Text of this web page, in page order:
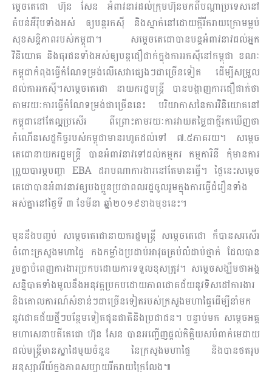
ម្តេចតេជោ ហ៊ុន សែន អំពាវនាវដល់ក្រុមហ៊ុនមកពីបណ្តាប្រទេសនៅ
តំបន់អឺរ៉ុបទាំងអស់ ឲ្យបន្តរកស៊ី និងស្នាក់នៅដោយក្តីរីករាយក្រោមម្លប់
សុខសន្តិភាពរបស់កម្ពុជា។ សម្តេចតេជោបានបន្តអំពាវនាវដល់អ្នក
វិនិយោគ និងធុរជនទាំងអស់ឲ្យបន្តជឿជាក់ក្នុងការរកស៊ីនៅកម្ពុជា ខណៈ
កម្ពុជាកំពុងធ្វើកំណែទម្រង់លើសេវាផ្សេងៗជាច្រើនទៀត ដើម្បីសម្រួល
ដល់ការរកស៊ី។សម្ដេចតេជោ​ នាយករដ្ឋមន្រ្តី បានបង្ហាញការជឿជាក់ថា
តាមរយៈការធ្វើកំណែទម្រង់ជាច្រើននេះ បរិយាកាសនៃការវិនិយោគនៅ
កម្ពុជានៅតែល្អប្រសើរ ពីព្រោះតាមរយៈការវាយតម្លៃជាថ្មីរកឃើញថា
កំណើនសេដ្ឋកិច្ចរបស់កម្ពុជាមានរហូតដល់ទៅ ៧.៥ភាគរយ។ សម្តេច
តេជោនាយករដ្ឋមន្ត្រី បានអំពាវនាវទៅដល់កម្មករ កម្មការិនី កុំមានការ
ព្រួយបារម្ភបញ្ហា EBA ដរាបណាការងារនៅតែមានធ្វើ។ ថ្ងៃនេះសម្ដេច
តេជោបានអំពាវនាវឲ្យបងប្អូនប្រជាពលរដ្ឋចូលរួមក្នុងការធ្វើជំរឿនទាំង
អស់គ្នានៅថ្ងៃទី ៣ ខែមីនា​ ឆ្នាំ២០១៩ខាងមុខនេះ។
មុននឹងបញ្ចប់​ សម្តេចតេជោនាយករដ្ឋមន្ត្រី សម្តេចតេជោ ក៏បានសរសើរ
ចំពោះក្រសួងមហាផ្ទៃ​ កងកម្លាំងប្រដាប់អាវុធគ្រប់លំដាប់ថ្នាក់ ដែលបាន
រួមគ្នាបំពេញការងារប្រកបដោយការទទួលខុសត្រូវ។ សម្តេចសង្ឃឹមថាអង្គ
សន្និបាតទាំងមូលនឹងអនុវត្តប្រកបដោយភាពជោគជ័យនូវទិសដៅការងារ​
និងគោលការណ៍សំខាន់ៗជាច្រើនទៀតរបស់ក្រសួងមហាផ្ទៃដើម្បីនាំមក
នូវជោគជ័យថ្មីៗបន្ថែមទៀតជូនជាតិនិងប្រជាជន។ បន្ទាប់មក សម្តេចអគ្គ
មហាសេនាបតីតេជោ ហ៊ុន សែន បានអញ្ជើញផ្តល់កិត្តិយសបំពាក់មេដាយ
ដល់មន្ត្រីមានស្នាដៃមួយចំនួន នៃក្រសួងមហាផ្ទៃ និងបានថតរូប
អនុស្សាវរីយ៍ក្នុងភាពសប្បាយរីករាយក្រៃលែង៕